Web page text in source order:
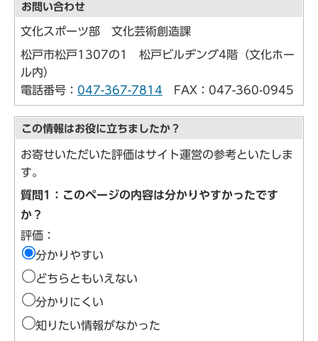
お問い合わせ
文化スポーツ部 文化芸術創造課
松戸市松戸1307の1 松戸ビルヂング4階（文化ホー
ル内）
電話番号： 047-367-7814 FAX：047-360-0945
この情報はお役に立ちましたか？
お寄せいただいた評価はサイト運営の参考といたしま
す。
質問1：このページの内容は分かりやすかったです
か？
評価：
分かりやすい
どちらともいえない
分かりにくい
知りたい情報がなかった